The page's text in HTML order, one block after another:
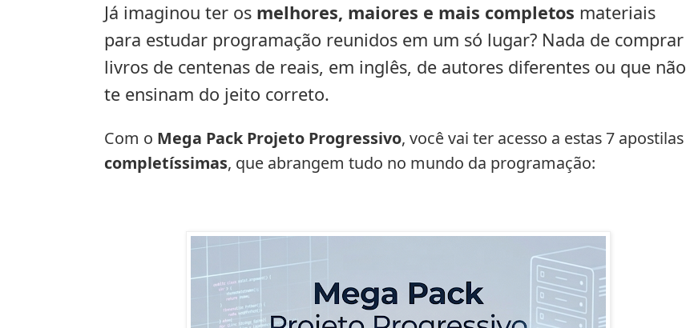
Já imaginou ter os melhores, maiores e mais completos materiais
para estudar programação reunidos em um só lugar? Nada de comprar
livros de centenas de reais, em inglês, de autores diferentes ou que não
te ensinam do jeito correto.
Com o Mega Pack Projeto Progressivo, você vai ter acesso a estas 7 apostilas
completíssimas, que abrangem tudo no mundo da programação: